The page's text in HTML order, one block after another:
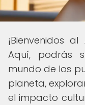
¡Bienvenidos al
Aquí, podrás
mundo de los
planeta,
el impacto